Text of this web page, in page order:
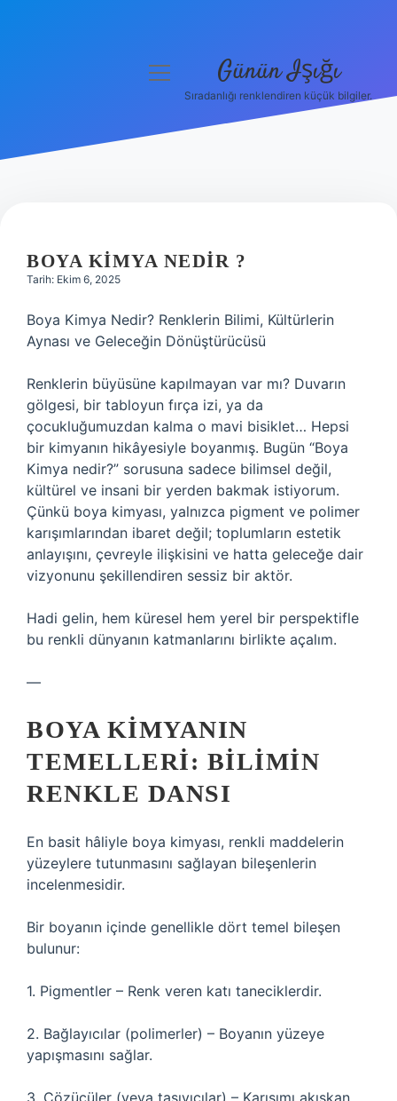
Hakkımızda
menüyü
Günün Işığı
Sıradanlığı renklendiren küçük bilgiler.
BOYA KIMYA NEDIR ?
Tarih: Ekim 6, 2025
Boya Kimya Nedir? Renklerin Bilimi, Kültürlerin
Aynası ve Geleceğin Dönüştürücüsü
Renklerin büyüsüne kapılmayan var mı? Duvarın
gölgesi, bir tabloyun fırça izi, ya da
çocukluğumuzdan kalma o mavi bisiklet… Hepsi
bir kimyanın hikâyesiyle boyanmış. Bugün “Boya
Kimya nedir?” sorusuna sadece bilimsel değil,
kültürel ve insani bir yerden bakmak istiyorum.
Çünkü boya kimyası, yalnızca pigment ve polimer
karışımlarından ibaret değil; toplumların estetik
anlayışını, çevreyle ilişkisini ve hatta geleceğe dair
vizyonunu şekillendiren sessiz bir aktör.
Hadi gelin, hem küresel hem yerel bir perspektifle
bu renkli dünyanın katmanlarını birlikte açalım.
—
BOYA KIMYANIN
TEMELLERI: BILIMIN
RENKLE DANSI
En basit hâliyle boya kimyası, renkli maddelerin
yüzeylere tutunmasını sağlayan bileşenlerin
incelenmesidir.
Bir boyanın içinde genellikle dört temel bileşen
bulunur:
1. Pigmentler – Renk veren katı taneciklerdir.
2. Bağlayıcılar (polimerler) – Boyanın yüzeye
yapışmasını sağlar.
3. Çözücüler (veya taşıyıcılar) – Karışımı akışkan